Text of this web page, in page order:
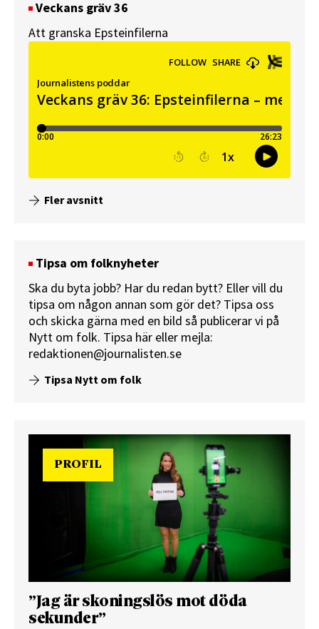
Veckans gräv 36
Att granska Epsteinfilerna
Fler avsnitt
Tipsa om folknyheter
Ska du byta jobb? Har du redan bytt? Eller vill du
tipsa om någon annan som gör det? Tipsa oss
och skicka gärna med en bild så publicerar vi på
Nytt om folk. Tipsa här eller mejla:
redaktionen@journalisten.se
Tipsa Nytt om folk
PROFIL
”Jag är skoningslös mot döda
sekunder”